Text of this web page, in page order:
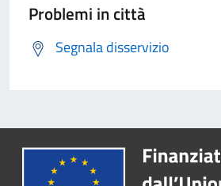
Problemi in città
Segnala disservizio